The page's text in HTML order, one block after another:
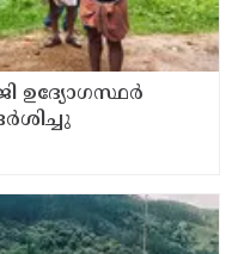
ഉദ്യോഗസ്ഥർ